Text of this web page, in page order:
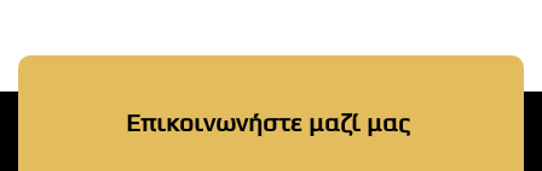
Επικοινωνήστε μαζί μας